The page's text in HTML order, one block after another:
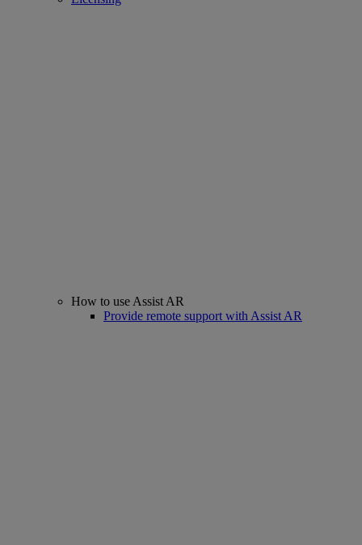
How to use Assist AR
Provide remote support with Assist AR